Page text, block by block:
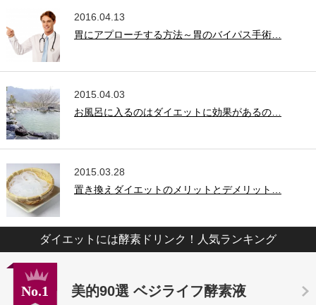
2016.04.13
胃にアプローチする方法～胃のバイパス手術…
2015.04.03
お風呂に入るのはダイエットに効果があるの…
2015.03.28
置き換えダイエットのメリットとデメリット…
ダイエットには酵素ドリンク！人気ランキング
No.1 美的90選 ベジライフ酵素液